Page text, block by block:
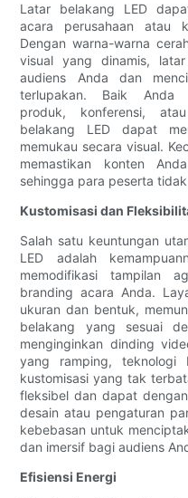
Latar belakang LED
acara perusahaan atau
Dengan warna-warna
visual yang dinamis,
audiens Anda dan
terlupakan. Baik Anda
produk, konferensi,
belakang LED dapat
memukau secara visual.
memastikan konten
sehingga para peserta
Kustomisasi dan
Salah satu keuntungan
LED adalah
memodifikasi tampilan
branding acara Anda.
ukuran dan bentuk,
belakang yang sesuai
menginginkan dinding
yang ramping, teknologi
kustomisasi yang tak
fleksibel dan dapat
desain atau pengaturan
kebebasan untuk
dan imersif bagi audiens
Efisiensi Energi